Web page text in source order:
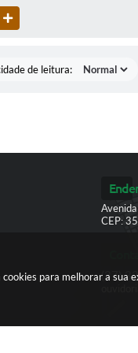
para melhorar a sua
de leitura:
CEP:
(37)